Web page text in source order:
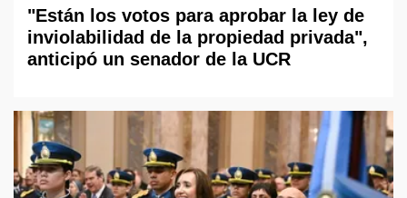
"Están los votos para aprobar la ley de
inviolabilidad de la propiedad privada",
anticipó un senador de la UCR